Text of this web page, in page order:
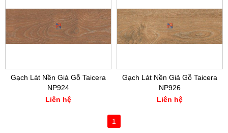
Gạch Lát Nền Giả Gỗ Taicera
NP924
Liên hệ
Gạch Lát Nền Giả Gỗ Taicera
NP926
Liên hệ
1